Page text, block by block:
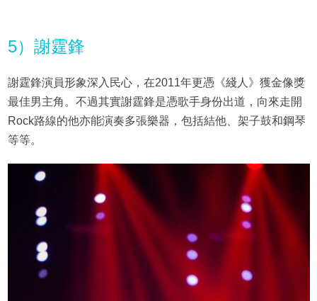
5）謝霆鋒
謝霆鋒演員形象深入民心，在2011年更憑《綫人》獲金像獎
最佳男主角。不過其實謝霆鋒是憑歌手身份出道，向來走開
Rock路線的他亦能演奏多張樂器，包括結他、架子鼓和鋼琴
等等。